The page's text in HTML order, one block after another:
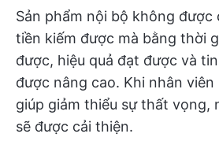
Sản phẩm nội bộ không được
tiền kiếm được mà bằng thời
được, hiệu quả đạt được và
được nâng cao. Khi nhân
giúp giảm thiểu sự thất vọng,
sẽ được cải thiện.